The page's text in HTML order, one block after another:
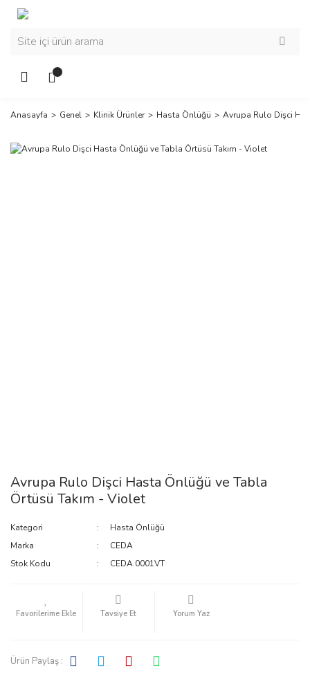
Anasayfa Genel Klinik Ürünler Hasta Önlüğü Avrupa Rulo Dişci
Avrupa Rulo Dişci Hasta Önlüğü ve Tabla
Örtüsü Takım - Violet
Kategori
Hasta Önlüğü
Marka
CEDA
Stok Kodu
CEDA.0001VT
Tavsiye Et Yorum Yaz
Ürün Paylaş :